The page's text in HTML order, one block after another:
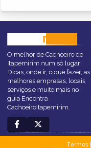
ITAPEMIRIM
O melhor de Cachoeiro de
Itapemirim num só lugar!
Dicas, onde ir, o que fazer, as
melhores empresas, locais,
serviços e muito mais no
guia Encontra
CachoeiroItapemirim.
Termos|